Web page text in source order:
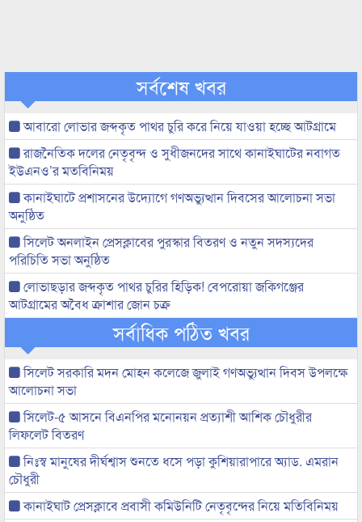
সর্বশেষ খবর
আবারো লোভার জব্দকৃত পাথর চুরি করে নিয়ে যাওয়া হচ্ছে আটগ্রামে
রাজনৈতিক দলের নেতৃবৃন্দ ও সুধীজনদের সাথে কানাইঘাটের নবাগত
ইউএনও’র মতবিনিময়
কানাইঘাটে প্রশাসনের উদ্যোগে গণঅভ্যুত্থান দিবসের আলোচনা সভা
অনুষ্ঠিত
সিলেট অনলাইন প্রেসক্লাবের পুরস্কার বিতরণ ও নতুন সদস্যদের
পরিচিতি সভা অনুষ্ঠিত
লোভাছড়ার জব্দকৃত পাথর চুরির হিড়িক! বেপরোয়া জকিগঞ্জের
আটগ্রামের অবৈধ ক্রাশার জোন চক্র
সর্বাধিক পঠিত খবর
সিলেট সরকারি মদন মোহন কলেজে জুলাই গণঅভ্যুত্থান দিবস উপলক্ষে
আলোচনা সভা
সিলেট-৫ আসনে বিএনপির মনোনয়ন প্রত্যাশী আশিক চৌধুরীর
লিফলেট বিতরণ
নিঃস্ব মানুষের দীর্ঘশ্বাস শুনতে ধসে পড়া কুশিয়ারাপারে অ্যাড. এমরান
চৌধুরী
কানাইঘাট প্রেসক্লাবে প্রবাসী কমিউনিটি নেতৃবৃন্দের নিয়ে মতিবিনিময়